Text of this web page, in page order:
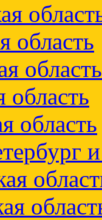
область
область
область
область